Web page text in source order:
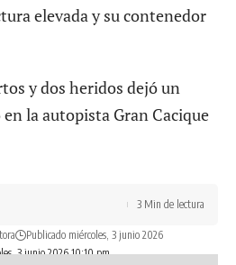
elevada y su contenedor
3 junio 2026 10:10 pm
Publicado miércoles, 3 junio 2026
3 Min de lectura